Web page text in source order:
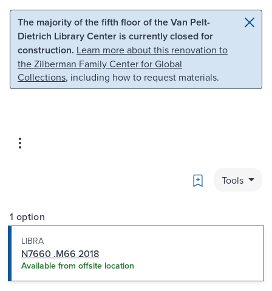
Skip to main content Skip to search
The majority of the fifth floor of the Van Pelt-
Dietrich Library Center is currently closed for
construction. Learn more about this renovation to
the Zilberman Family Center for Global
Collections, including how to request materials.
Bookmark
Tools
1 option
LIBRA
N7660 .M66 2018
Available from offsite location